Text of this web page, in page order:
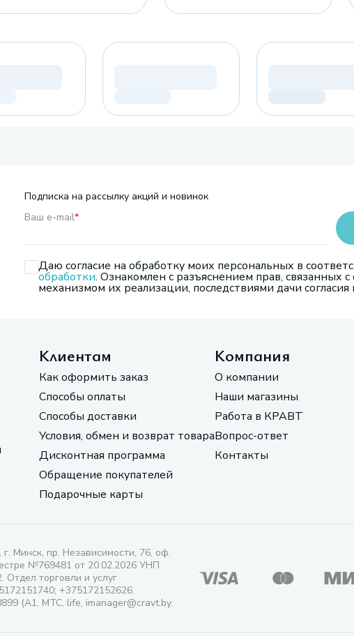
Подписка на рассылку акций и новинок
Ваш e-mail*
Даю согласие на обработку моих персональных в
обработки. Ознакомлен с разъяснением прав, связанных с
механизмом их реализации, последствиями дачи согласия
Клиентам
Как оформить заказ
Способы оплаты
Способы доставки
Условия, обмен и возврат товара
Дисконтная программа
Обращение покупателей
Подарочные карты
Компания
О компании
Наши магазины
Работа в КРАВТ
Вопрос-ответ
Контакты
Минск, пр. Независимости, 76, оф.
№769481 от 20.02.2026 УНП
Отдел торговли и услуг
+375172152626.
(А1, МТС, life, imanager@cravt.by.